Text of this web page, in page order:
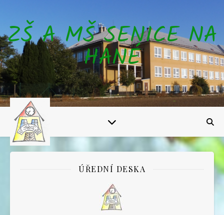
ZŠ A MŠ SENICE NA
HANÉ
ÚŘEDNÍ DESKA